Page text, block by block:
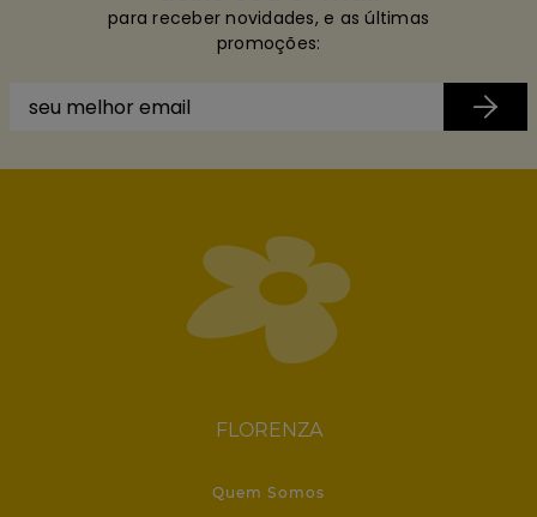
para receber novidades, e as últimas
promoções:
FLORENZA
Quem Somos